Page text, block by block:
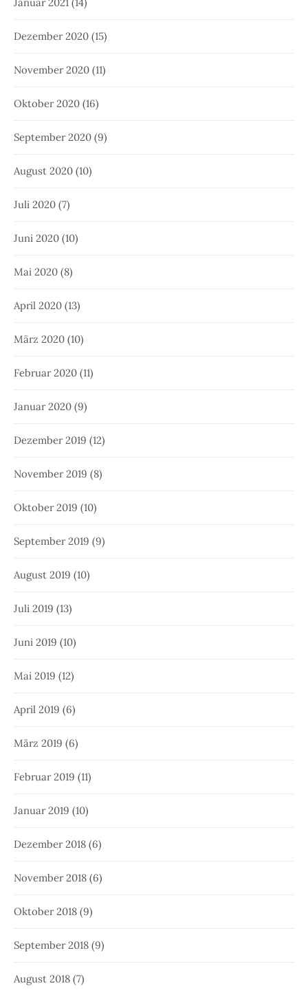
Dezember 2020 (15)
November 2020 (11)
Oktober 2020 (16)
September 2020 (9)
August 2020 (10)
Juli 2020 (7)
Juni 2020 (10)
Mai 2020 (8)
April 2020 (13)
März 2020 (10)
Februar 2020 (11)
Januar 2020 (9)
Dezember 2019 (12)
November 2019 (8)
Oktober 2019 (10)
September 2019 (9)
August 2019 (10)
Juli 2019 (13)
Juni 2019 (10)
Mai 2019 (12)
April 2019 (6)
März 2019 (6)
Februar 2019 (11)
Januar 2019 (10)
Dezember 2018 (6)
November 2018 (6)
Oktober 2018 (9)
September 2018 (9)
August 2018 (7)